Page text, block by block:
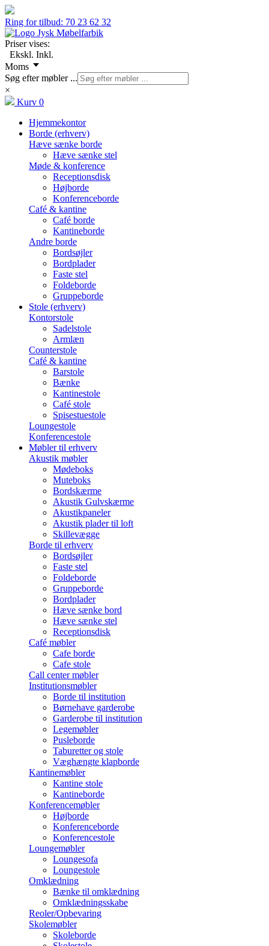
Ring for tilbud: 70 23 62 32
Priser vises:
Ekskl. Inkl.
Moms
Søg efter møbler ...
×
Kurv 0
Hjemmekontor
Borde (erhverv)
Hæve sænke borde
Hæve sænke stel
Møde & konference
Receptionsdisk
Højborde
Konferenceborde
Café & kantine
Café borde
Kantineborde
Andre borde
Bordsøjler
Bordplader
Faste stel
Foldeborde
Gruppeborde
Stole (erhverv)
Kontorstole
Sadelstole
Armlæn
Counterstole
Café & kantine
Barstole
Bænke
Kantinestole
Café stole
Spisestuestole
Loungestole
Konferencestole
Møbler til erhverv
Akustik møbler
Mødeboks
Muteboks
Bordskærme
Akustik Gulvskærme
Akustikpaneler
Akustik plader til loft
Skillevægge
Borde til erhverv
Bordsøjler
Faste stel
Foldeborde
Gruppeborde
Bordplader
Hæve sænke bord
Hæve sænke stel
Receptionsdisk
Café møbler
Cafe borde
Cafe stole
Call center møbler
Institutionsmøbler
Borde til institution
Børnehave garderobe
Garderobe til institution
Legemøbler
Pusleborde
Taburetter og stole
Væghængte klapborde
Kantinemøbler
Kantine stole
Kantineborde
Konferencemøbler
Højborde
Konferenceborde
Konferencestole
Loungemøbler
Loungesofa
Loungestole
Omklædning
Bænke til omklædning
Omklædningsskabe
Reoler/Opbevaring
Skolemøbler
Skoleborde